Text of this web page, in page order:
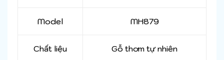
Model MH879
Chất liệu Gỗ thơm tự nhiên